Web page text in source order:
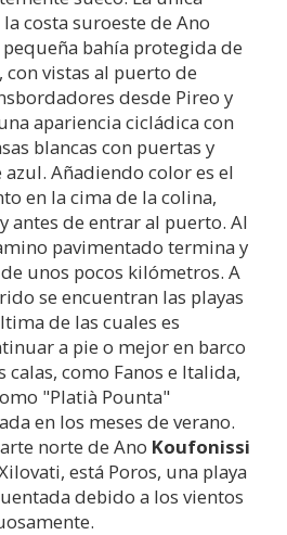
costa suroeste de Ano
pequeña bahía protegida de
vistas al puerto de
desde Pireo y
apariencia cicládica con
blancas con puertas y
Añadiendo color es el
en la cima de la colina,
antes de entrar al puerto. Al
pavimentado termina y
unos pocos kilómetros. A
se encuentran las playas
de las cuales es
a pie o mejor en barco
como Fanos e Italida,
"Platià Pounta"
en los meses de verano.
norte de Ano Koufonissi
está Poros, una playa
debido a los vientos